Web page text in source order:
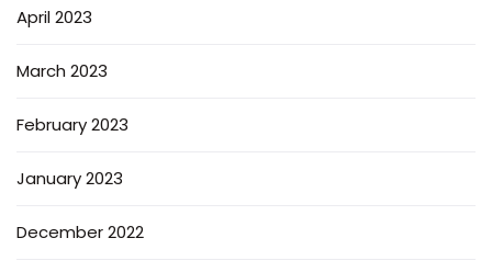
April 2023
March 2023
February 2023
January 2023
December 2022